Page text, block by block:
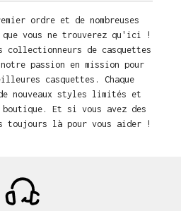
ordre et de nombreuses
que vous ne trouverez qu'ici !
collectionneurs de casquettes
passion en mission pour
casquettes. Chaque
nouveaux styles limités et
Et si vous avez des
toujours là pour vous aider !